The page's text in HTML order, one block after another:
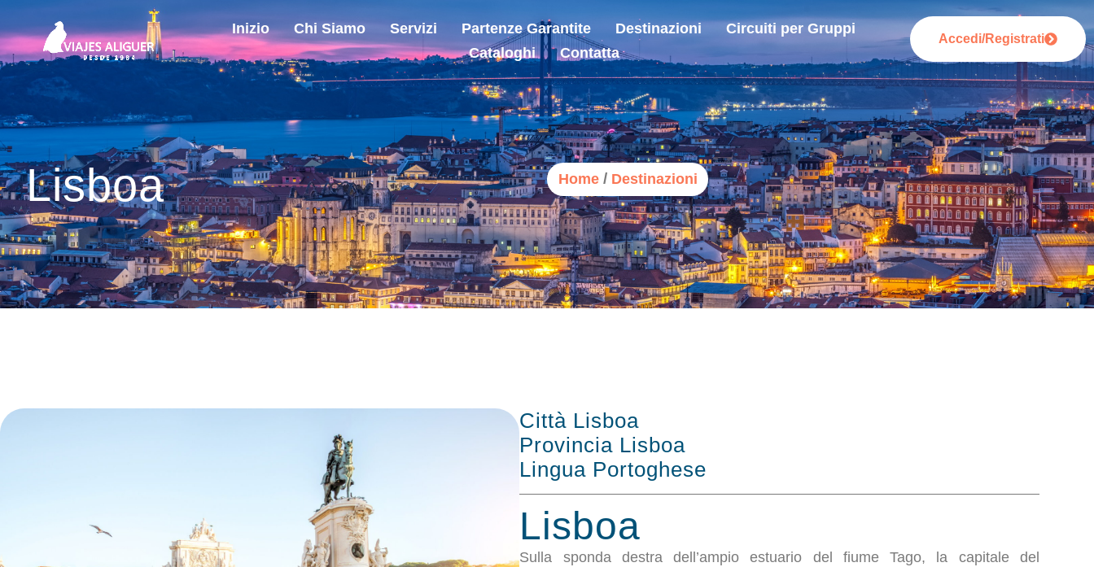
Inizio Chi Siamo Servizi Partenze Garantite Destinazioni
Circuiti per Gruppi
Cataloghi
Contatta
Accedi/Registrati
Lisboa Home/ Destinazioni
Città Lisboa
Provincia Lisboa
Lingua Portoghese
Lisboa
Sulla sponda destra dell’ampio estuario del fiume Tago, la capitale del